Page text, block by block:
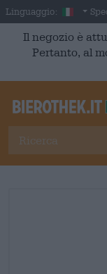
Skip to main content
Linguaggio: Italian
Il negozio è
Pertanto, al